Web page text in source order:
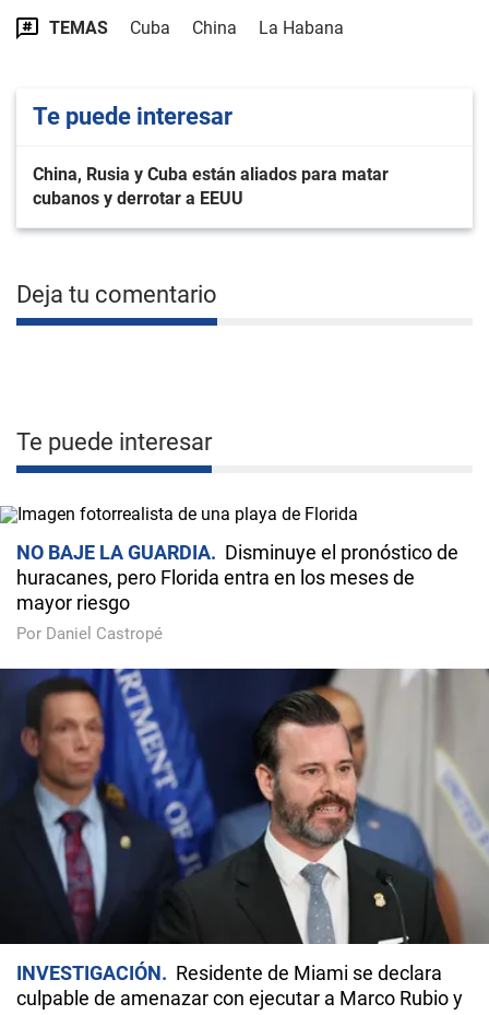
TEMAS Cuba China La Habana
Te puede interesar
China, Rusia y Cuba están aliados para matar
cubanos y derrotar a EEUU
Deja tu comentario
Te puede interesar
NO BAJE LA GUARDIA
Disminuye el pronóstico de
huracanes, pero Florida entra en los meses de
mayor riesgo
Por Daniel Castropé
INVESTIGACIÓN
Residente de Miami se declara
culpable de amenazar con ejecutar a Marco Rubio y